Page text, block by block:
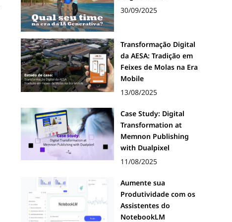
30/09/2025
Transformação Digital
da AESA: Tradição em
Feixes de Molas na Era
Mobile
13/08/2025
Case Study: Digital
Transformation at
Memnon Publishing
with Dualpixel
11/08/2025
Aumente sua
Produtividade com os
Assistentes do
NotebookLM